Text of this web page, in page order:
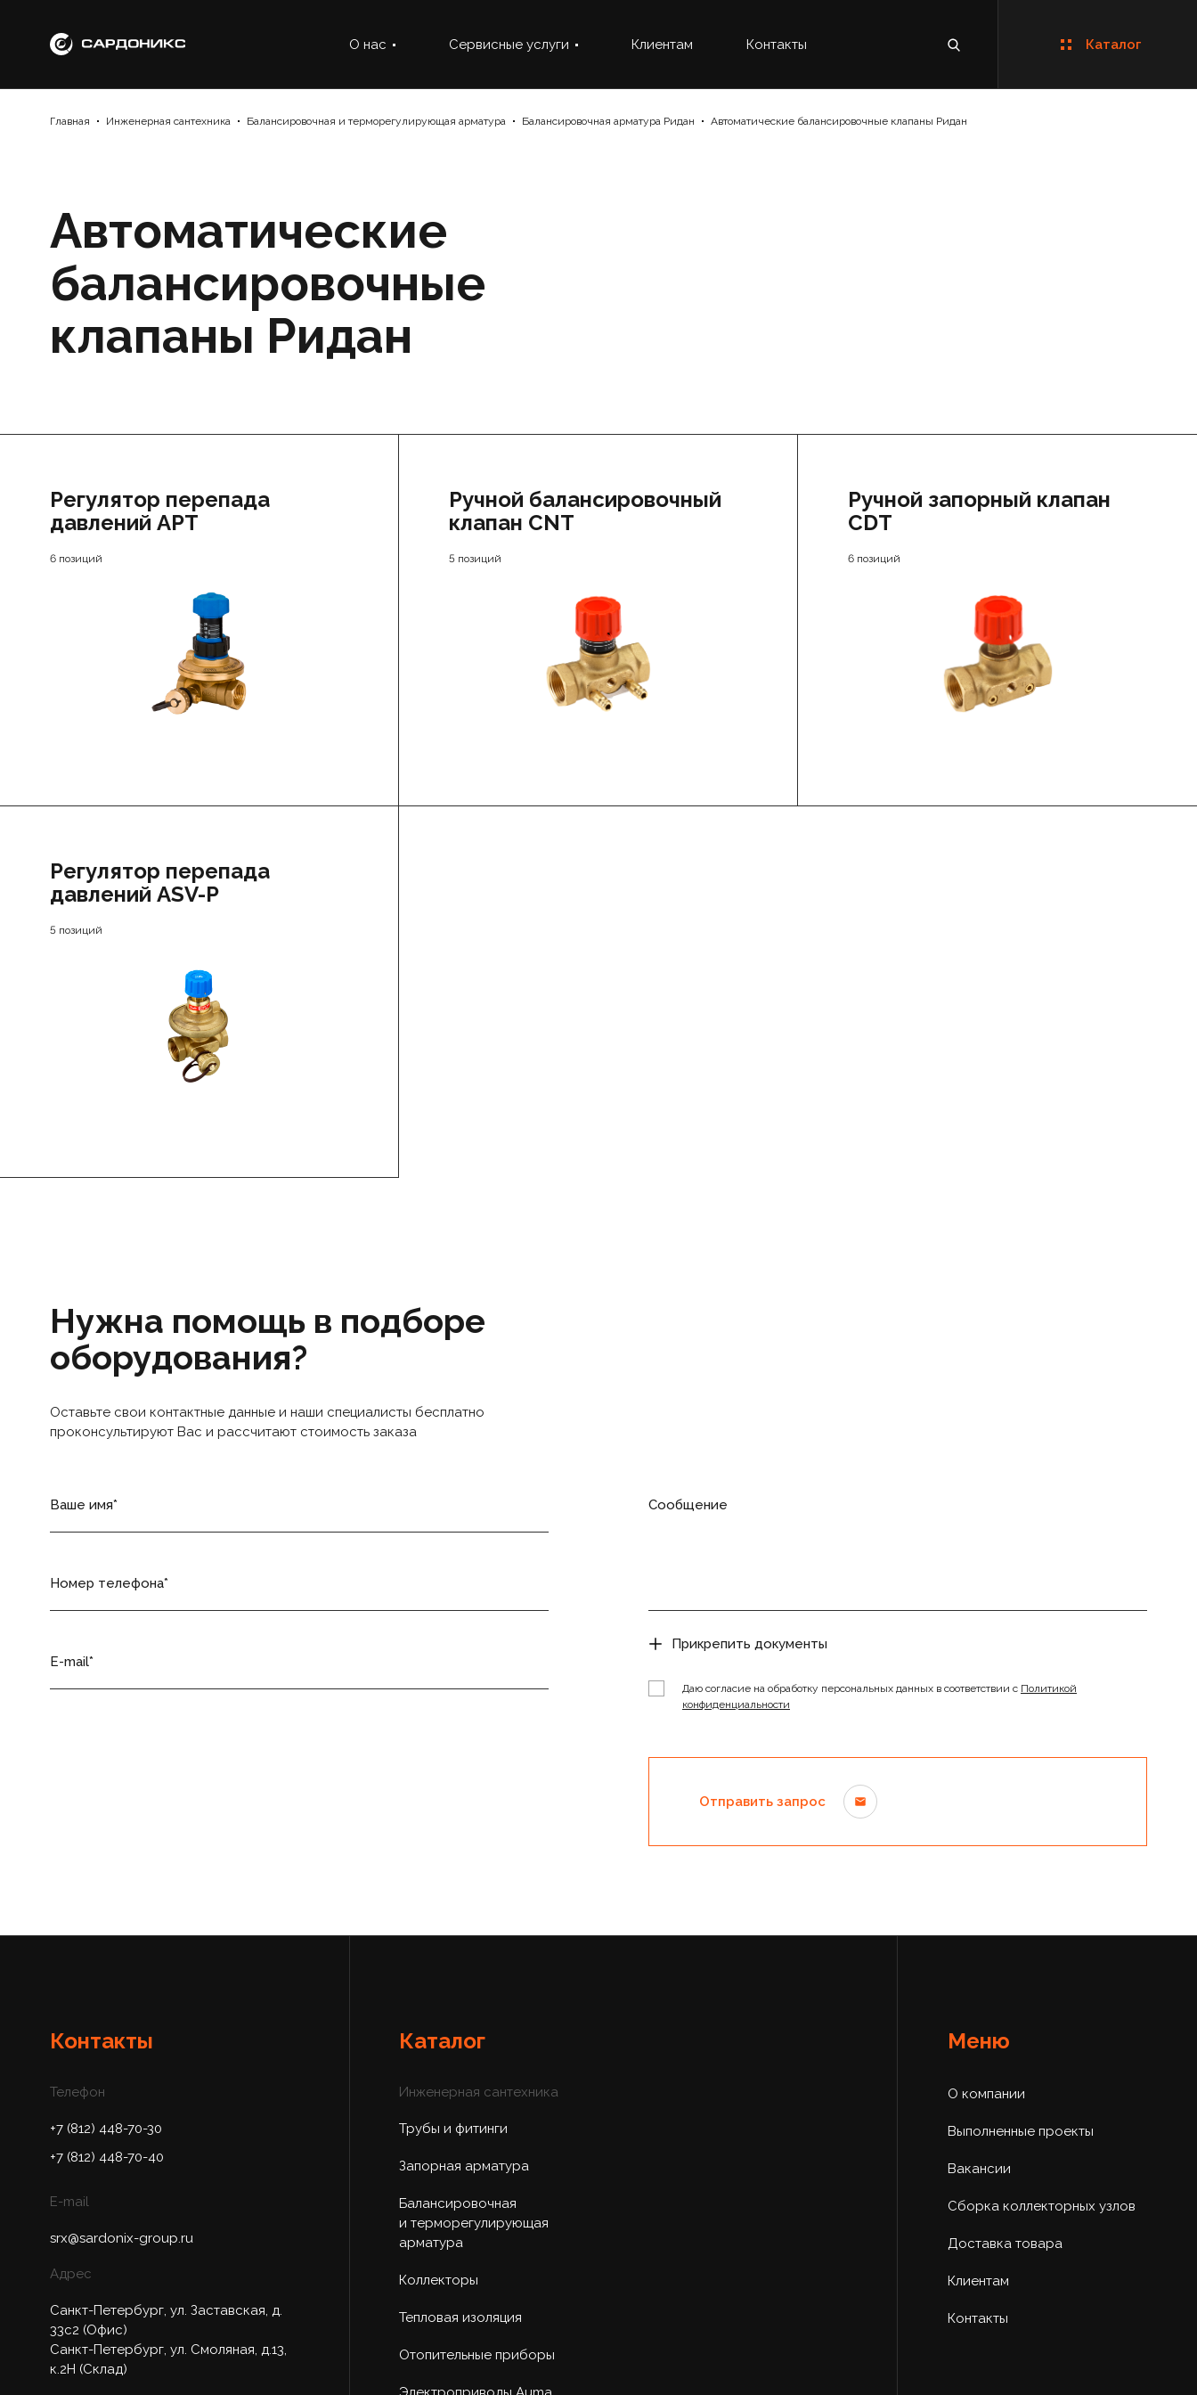
Каталог
О нас Сервисные услуги Клиентам Контакты
Главная Инженерная сантехника Балансировочная и терморегулирующая арматура Балансировочная арматура Ридан Автоматические балансировочные клапаны Ридан
Автоматические
балансировочные
клапаны Ридан
Регулятор перепада
давлений APT
6 позиций
Ручной балансировочный
клапан CNT
5 позиций
Ручной запорный клапан
CDT
6 позиций
Регулятор перепада
давлений ASV-P
5 позиций
Нужна помощь в подборе
оборудования?
Оставьте свои контактные данные и наши специалисты бесплатно
проконсультируют Вас и рассчитают стоимость заказа
Ваше имя
Номер телефона
E-mail
Сообщение
Прикрепить документы
Даю согласие на обработку персональных данных в соответствии с Политикой
конфиденциальности
Отправить запрос
Контакты
Телефон
+7 (812) 448-70-30
+7 (812) 448-70-40
E-mail
srx@sardonix-group.ru
Адрес
Санкт-Петербург, ул. Заставская, д.
33с2 (Офис)
Санкт-Петербург, ул. Смоляная, д.13,
к.2Н (Склад)
Каталог
Инженерная сантехника
Трубы и фитинги
Запорная арматура
Балансировочная
и терморегулирующая
арматура
Коллекторы
Тепловая изоляция
Отопительные приборы
Меню
О компании
Выполненные проекты
Вакансии
Сборка коллекторных узлов
Доставка товара
Клиентам
Контакты